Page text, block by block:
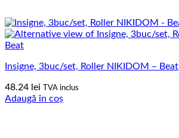
Insigne, 3buc/set, Roller NIKIDOM – Beat
48.24 lei TVA inclus
Adaugă în coș